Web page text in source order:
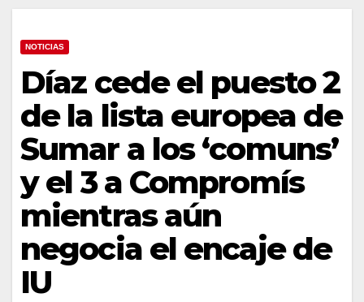
NOTICIAS
Díaz cede el puesto 2
de la lista europea de
Sumar a los ‘comuns’
y el 3 a Compromís
mientras aún
negocia el encaje de
IU